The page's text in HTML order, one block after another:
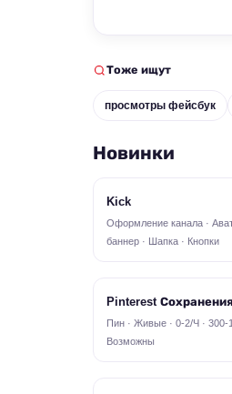
Тоже ищут
просмотры фейсбук
Новинки
Kick
Оформление канала ·
баннер · Шапка · Кнопки
Pinterest Сохранения
Пин · Живые · 0-2/Ч · 300-
Возможны